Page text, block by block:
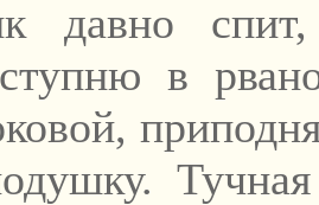
давно
в